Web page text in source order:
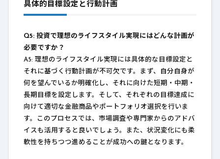
具体的目標設定と行動計画
Q5: 投資で理想のライフスタイル実現にはどんな計画が
必要ですか？
A5: 理想のライフスタイル実現には具体的な目標設定と
それに基づく行動計画が不可欠です。まず、自分自身が
何を望んでいるか明確化し、それに向けた短期・中期・
長期目標を設定します。そして、それぞれの目標達成に
向けて適切な金融商品やポートフォリオ選択を行いま
す。このプロセスでは、市場調査や専門家からのアドバ
イスも活用すると良いでしょう。また、状況変化にも柔
軟性を持ちつつ進めることが成功への鍵となります。